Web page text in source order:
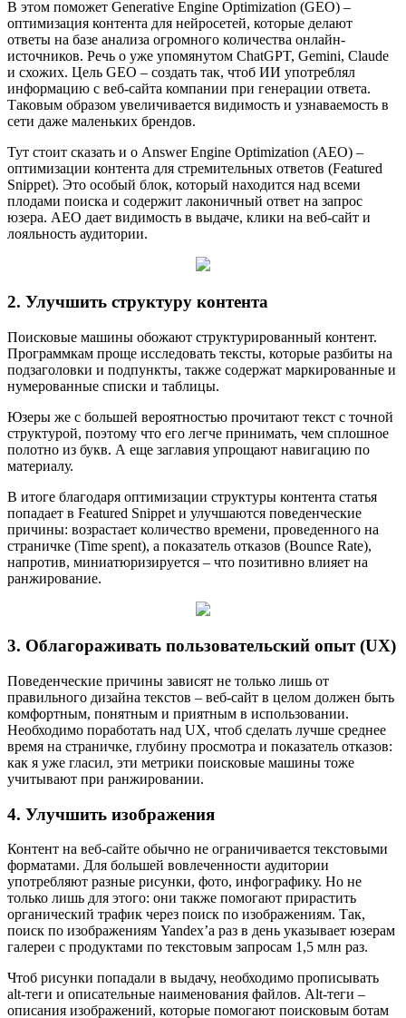
В этом поможет Generative Engine Optimization (GEO) –
оптимизация контента для нейросетей, которые делают
ответы на базе анализа огромного количества онлайн-
источников. Речь о уже упомянутом ChatGPT, Gemini, Claude
и схожих. Цель GEO – создать так, чтоб ИИ употреблял
информацию с веб-сайта компании при генерации ответа.
Таковым образом увеличивается видимость и узнаваемость в
сети даже маленьких брендов.
Тут стоит сказать и о Answer Engine Optimization (AEO) –
оптимизации контента для стремительных ответов (Featured
Snippet). Это особый блок, который находится над всеми
плодами поиска и содержит лаконичный ответ на запрос
юзера. AEO дает видимость в выдаче, клики на веб-сайт и
лояльность аудитории.
2. Улучшить структуру контента
Поисковые машины обожают структурированный контент.
Программкам проще исследовать тексты, которые разбиты на
подзаголовки и подпункты, также содержат маркированные и
нумерованные списки и таблицы.
Юзеры же с большей вероятностью прочитают текст с точной
структурой, поэтому что его легче принимать, чем сплошное
полотно из букв. А еще заглавия упрощают навигацию по
материалу.
В итоге благодаря оптимизации структуры контента статья
попадает в Featured Snippet и улучшаются поведенческие
причины: возрастает количество времени, проведенного на
страничке (Time spent), а показатель отказов (Bounce Rate),
напротив, миниатюризируется – что позитивно влияет на
ранжирование.
3. Облагораживать пользовательский опыт (UX)
Поведенческие причины зависят не только лишь от
правильного дизайна текстов – веб-сайт в целом должен быть
комфортным, понятным и приятным в использовании.
Необходимо поработать над UX, чтоб сделать лучше среднее
время на страничке, глубину просмотра и показатель отказов:
как я уже гласил, эти метрики поисковые машины тоже
учитывают при ранжировании.
4. Улучшить изображения
Контент на веб-сайте обычно не ограничивается текстовыми
форматами. Для большей вовлеченности аудитории
употребляют разные рисунки, фото, инфографику. Но не
только лишь для этого: они также помогают прирастить
органический трафик через поиск по изображениям. Так,
поиск по изображениям Yandex’а раз в день указывает юзерам
галереи с продуктами по текстовым запросам 1,5 млн раз.
Чтоб рисунки попадали в выдачу, необходимо прописывать
alt-теги и описательные наименования файлов. Alt-теги –
описания изображений, которые помогают поисковым ботам